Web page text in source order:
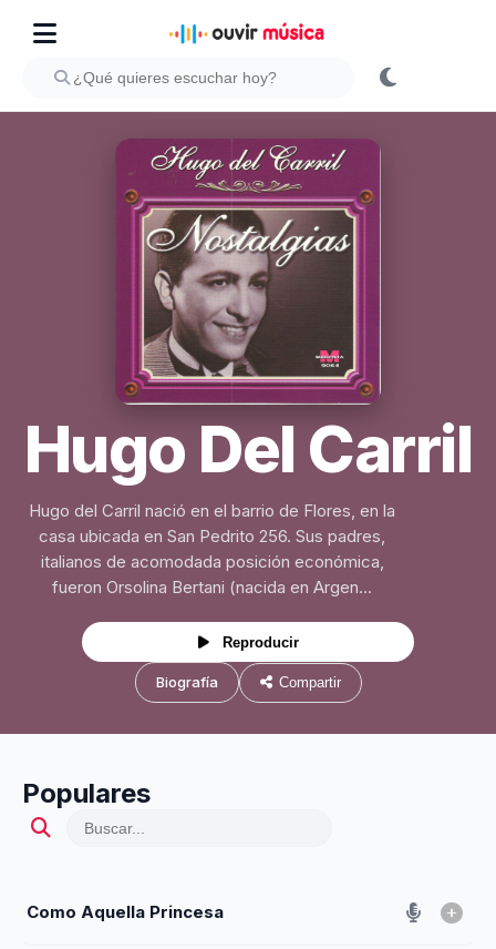
Hugo Del Carril
Hugo del Carril nació en el barrio de Flores, en la
casa ubicada en San Pedrito 256. Sus padres,
italianos de acomodada posición económica,
fueron Orsolina Bertani (nacida en Argen...
Reproducir
Biografía Compartir
Populares
Como Aquella Princesa